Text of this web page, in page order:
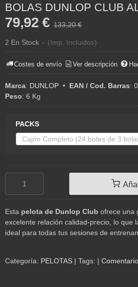
BOLAS DUNLOP CLUB
79,92 € 133,20 €
2 En Stock - (Imp. Incluidos)
Costes de envío Ver descripción
Marca: DUNLOP • EAN / Cod. Barras:
Peso: 6 Kg
PACKS
Esta pelota de Dunlop Club ofrece una
excelente relación calidad-precio, lo que
ideal para todas tus sesiones de
Categoría: PELOTAS | Tags: |